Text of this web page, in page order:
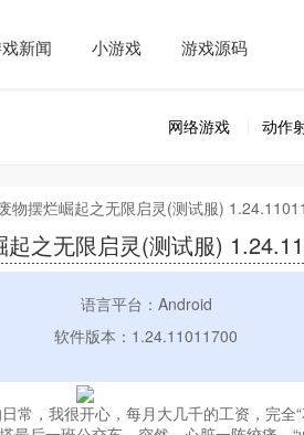
新闻 小游戏 游戏源码
网络游戏 动作
物摆烂崛起之无限启灵(测试服)
之无限启灵(测试服)
语言平台：Android
软件版本：1.24.11011700
常，我很开心，每月大几千的工资，完全